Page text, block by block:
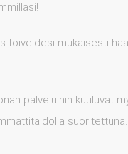
toiveidesi mukaisesti
palveluihin kuuluvat
suoritettuna.